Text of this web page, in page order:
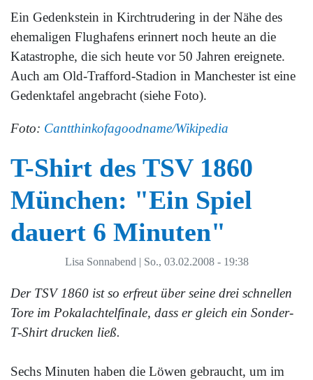
Ein Gedenkstein in Kirchtrudering in der Nähe des
ehemaligen Flughafens erinnert noch heute an die
Katastrophe, die sich heute vor 50 Jahren ereignete.
Auch am Old-Trafford-Stadion in Manchester ist eine
Gedenktafel angebracht (siehe Foto).
Foto: Cantthinkofagoodname/Wikipedia
T-Shirt des TSV 1860
München: "Ein Spiel
dauert 6 Minuten"
Lisa Sonnabend | So., 03.02.2008 - 19:38
Der TSV 1860 ist so erfreut über seine drei schnellen
Tore im Pokalachtelfinale, dass er gleich ein Sonder-
T-Shirt drucken ließ.
Sechs Minuten haben die Löwen gebraucht, um im